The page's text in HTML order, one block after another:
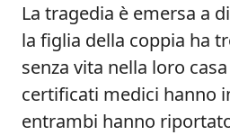
La tragedia è emersa a
la figlia della coppia ha
senza vita nella loro
certificati medici hanno
entrambi hanno